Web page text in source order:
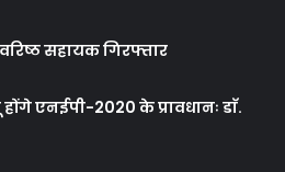
सहायक गिरफ्तार
एनईपी-2020 के प्रावधानः डाॅ.